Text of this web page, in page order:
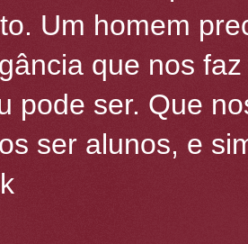
Um homem
que nos
pode ser. Que
ser alunos, e